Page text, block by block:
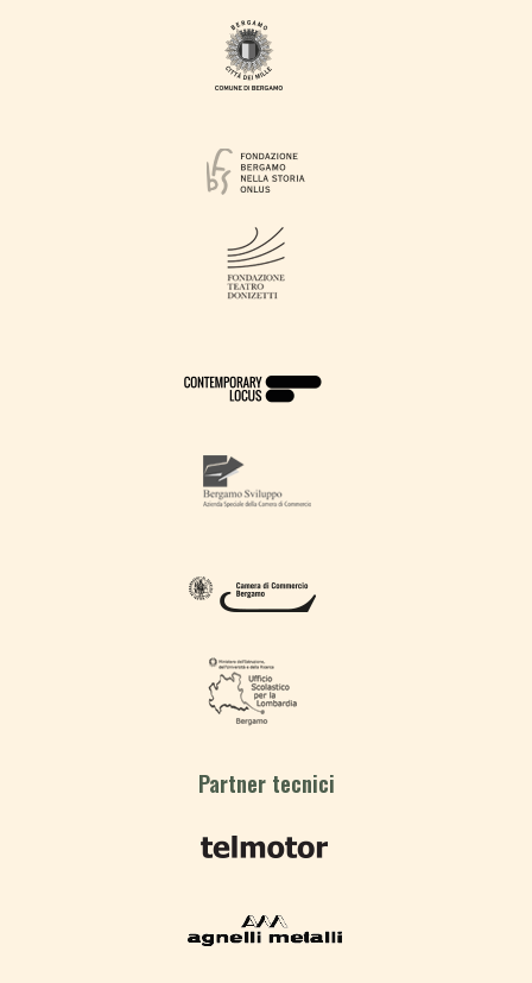
Partner tecnici